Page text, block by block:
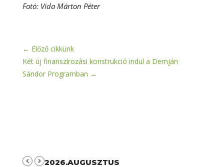
Fotó: Vida Márton Péter
← Előző cikkünk
Két új finanszírozási konstrukció indul a Demján
Sándor Programban →
2026.AUGUSZTUS